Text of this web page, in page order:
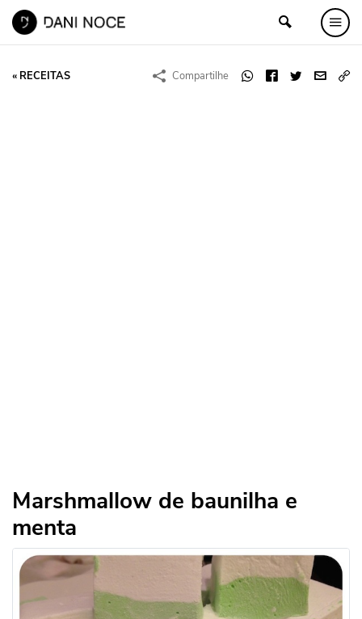
« RECEITAS Compartilhe
Marshmallow de baunilha e
menta